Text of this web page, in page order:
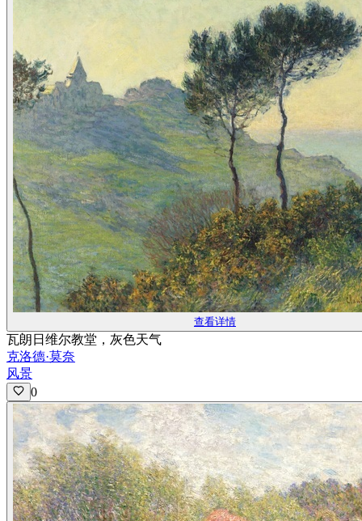
查看详情
瓦朗日维尔教堂，灰色天气
克洛德·莫奈
风景
0